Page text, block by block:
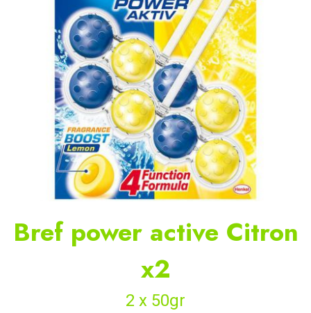
Bref power active Citron
x2
2 x 50gr